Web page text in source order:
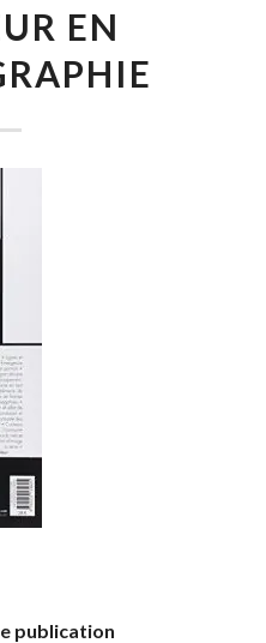
EN
publication